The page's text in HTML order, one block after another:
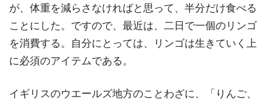
が、体重を減らさなければと思って、半分だけ食べる
ことにした。ですので、最近は、二日で一個のリンゴ
を消費する。自分にとっては、リンゴは生きていく上
に必須のアイテムである。
イギリスのウエールズ地方のことわざに、「りんご、